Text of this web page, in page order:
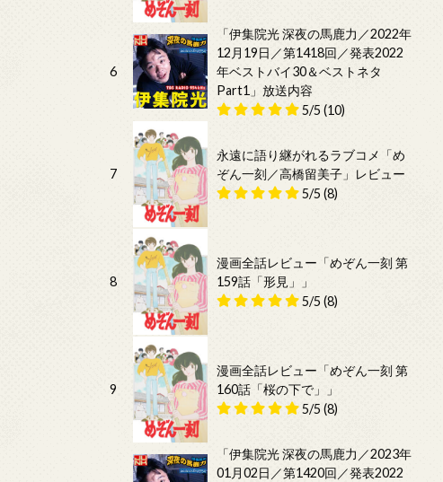
6
「伊集院光 深夜の馬鹿力／2022年
12月19日／第1418回／発表2022
年ベストバイ30＆ベストネタ
Part1」放送内容
5/5 (10)
7
永遠に語り継がれるラブコメ「め
ぞん一刻／高橋留美子」レビュー
5/5 (8)
8
漫画全話レビュー「めぞん一刻 第
159話「形見」」
5/5 (8)
9
漫画全話レビュー「めぞん一刻 第
160話「桜の下で」」
5/5 (8)
「伊集院光 深夜の馬鹿力／2023年
01月02日／第1420回／発表2022